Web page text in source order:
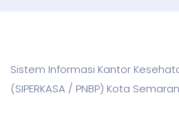
Sistem Informasi Kantor
(SIPERKASA / PNBP) Kota